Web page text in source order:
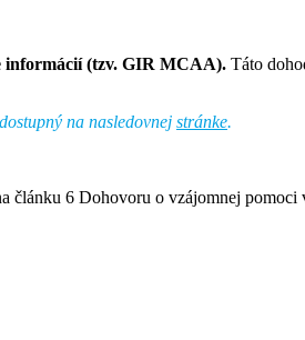
informácií (tzv. GIR MCAA). Táto
na nasledovnej stránke.
článku 6 Dohovoru o vzájomnej pomoci